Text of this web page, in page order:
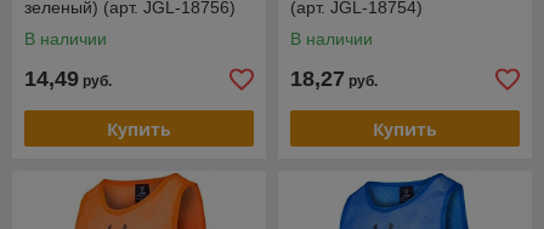
зеленый) (арт. JGL-18756)
В наличии
14,49 руб.
Купить
(арт. JGL-18754)
В наличии
18,27 руб.
Купить